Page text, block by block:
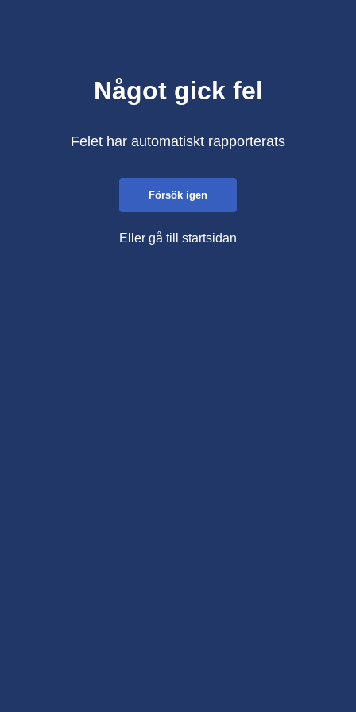
Något gick fel
Felet har automatiskt rapporterats
Försök igen
Eller gå till startsidan